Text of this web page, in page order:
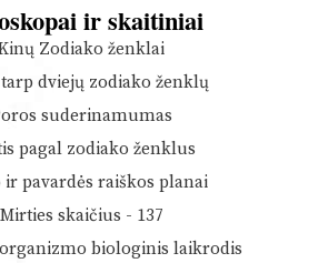
ir skaitiniai
Zodiako ženklai
dviejų zodiako ženklų
suderinamumas
pagal zodiako ženklus
ir pavardės raiškos planai
Mirties skaičius - 137
biologinis laikrodis